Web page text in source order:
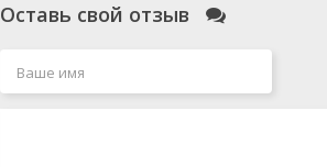
Оставь свой отзыв